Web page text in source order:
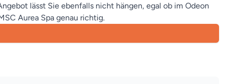
lässt Sie ebenfalls nicht hängen, egal ob im Odeon
Aurea Spa genau richtig.